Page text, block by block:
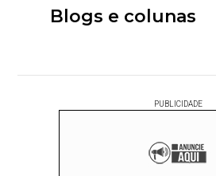
Blogs e colunas
PUBLICIDADE